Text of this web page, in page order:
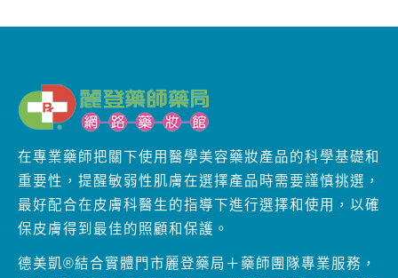
在專業藥師把關下使用醫學美容藥妝產品的科學基礎和
重要性，提醒敏弱性肌膚在選擇產品時需要謹慎挑選，
最好配合在皮膚科醫生的指導下進行選擇和使用，以確
保皮膚得到最佳的照顧和保護。
德美凱®結合實體門市麗登藥局＋藥師團隊專業服務，